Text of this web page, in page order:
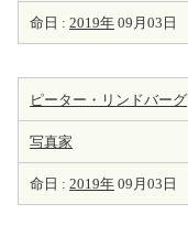
命日 : 2019年 09月03日
ピーター・リンドバーグ
写真家
命日 : 2019年 09月03日